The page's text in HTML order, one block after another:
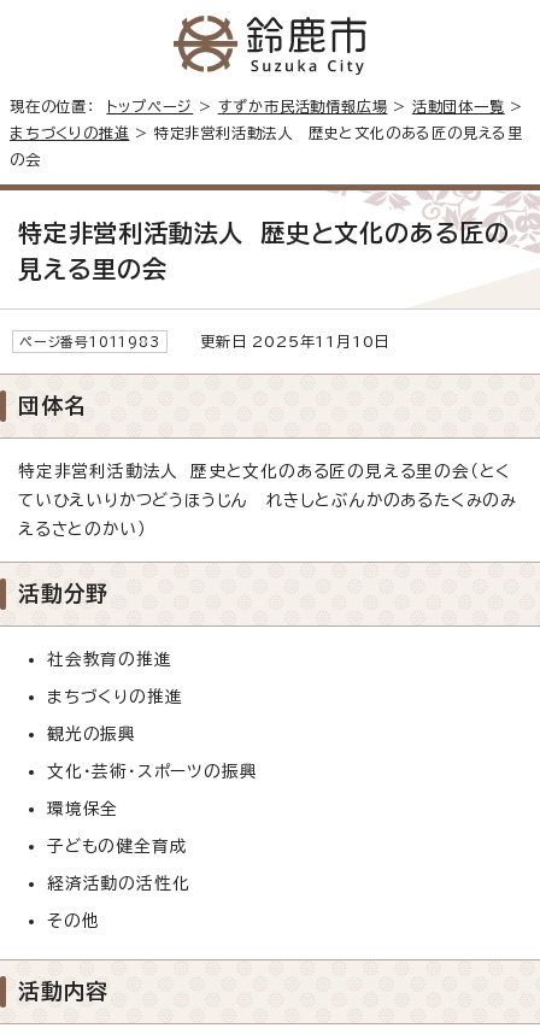
現在の位置： トップページ > すずか市民活動情報広場 > 活動団体一覧 >
まちづくりの推進 > 特定非営利活動法人 歴史と文化のある匠の見える里
の会
特定非営利活動法人 歴史と文化のある匠の
見える里の会
ページ番号1011983 更新日 2025年11月10日
団体名
特定非営利活動法人 歴史と文化のある匠の見える里の会（とく
ていひえいりかつどうほうじん れきしとぶんかのあるたくみのみ
えるさとのかい）
活動分野
社会教育の推進
まちづくりの推進
観光の振興
文化・芸術・スポーツの振興
環境保全
子どもの健全育成
経済活動の活性化
その他
活動内容